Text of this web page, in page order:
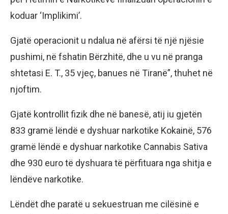
koduar ‘Implikimi’.
Gjatë operacionit u ndalua në afërsi të një njësie
pushimi, në fshatin Bërzhitë, dhe u vu në pranga
shtetasi E. T., 35 vjeç, banues në Tiranë”, thuhet në
njoftim.
Gjatë kontrollit fizik dhe në banesë, atij iu gjetën
833 gramë lëndë e dyshuar narkotike Kokainë, 576
gramë lëndë e dyshuar narkotike Cannabis Sativa
dhe 930 euro të dyshuara të përfituara nga shitja e
lëndëve narkotike.
Lëndët dhe paratë u sekuestruan me cilësinë e